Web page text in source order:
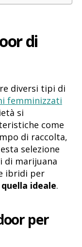
di
diversi tipi di
femminizzati
si
come
di raccolta,
selezione
di marijuana
ibridi per
ideale.
per